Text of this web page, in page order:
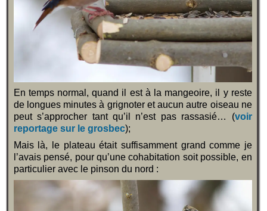
En temps normal, quand il est à la mangeoire, il y reste
de longues minutes à grignoter et aucun autre oiseau ne
peut s’approcher tant qu’il n’est pas rassasié… (voir
reportage sur le grosbec);
Mais là, le plateau était suffisamment grand comme je
l’avais pensé, pour qu’une cohabitation soit possible, en
particulier avec le pinson du nord :